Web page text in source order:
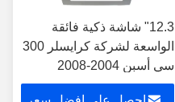
12.3" شاشة ذكية فائقة
الواسعة لشركة كرايسلر 300
سي أسبن 2004-2008
مشغل ستيريو للسيارات